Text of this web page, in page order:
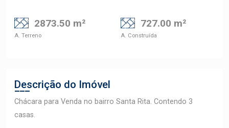
2873.50 m²
A. Terreno
727.00 m²
A. Construída
Descrição do Imóvel
Chácara para Venda no bairro Santa Rita. Contendo 3
casas.